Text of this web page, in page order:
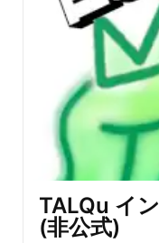
TALQu イ
(非公式)